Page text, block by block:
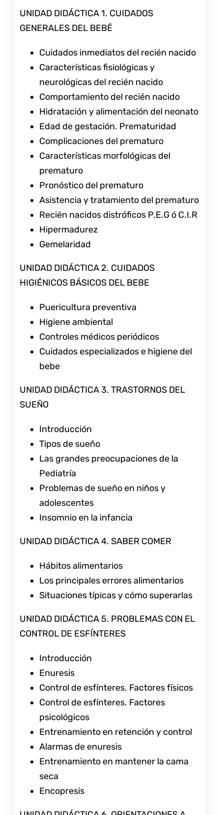
UNIDAD DIDÁCTICA 1. CUIDADOS
GENERALES DEL BEBÉ
Cuidados inmediatos del recién nacido
Características fisiológicas y
neurológicas del recién nacido
Comportamiento del recién nacido
Hidratación y alimentación del neonato
Edad de gestación. Prematuridad
Complicaciones del prematuro
Características morfológicas del
prematuro
Pronóstico del prematuro
Asistencia y tratamiento del prematuro
Recién nacidos distróficos P.E.G ó C.I.R
Hipermadurez
Gemelaridad
UNIDAD DIDÁCTICA 2. CUIDADOS
HIGIÉNICOS BÁSICOS DEL BEBE
Puericultura preventiva
Higiene ambiental
Controles médicos periódicos
Cuidados especializados e higiene del
bebe
UNIDAD DIDÁCTICA 3. TRASTORNOS DEL
SUEÑO
Introducción
Tipos de sueño
Las grandes preocupaciones de la
Pediatría
Problemas de sueño en niños y
adolescentes
Insomnio en la infancia
UNIDAD DIDÁCTICA 4. SABER COMER
Hábitos alimentarios
Los principales errores alimentarios
Situaciones típicas y cómo superarlas
UNIDAD DIDÁCTICA 5. PROBLEMAS CON EL
CONTROL DE ESFÍNTERES
Introducción
Enuresis
Control de esfínteres. Factores físicos
Control de esfínteres. Factores
psicológicos
Entrenamiento en retención y control
Alarmas de enuresis
Entrenamiento en mantener la cama
seca
Encopresis